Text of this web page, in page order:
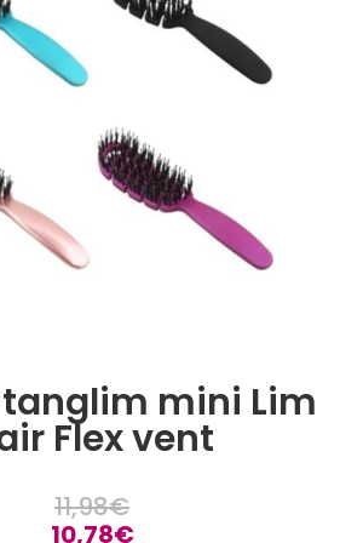
mini Lim
Flex vent
11,98€
10,78€